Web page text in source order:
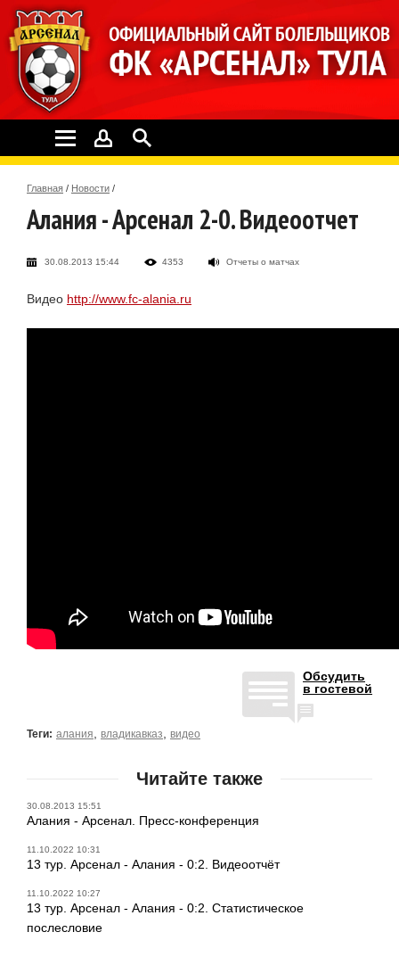
Главная / Новости /
Алания - Арсенал 2-0. Видеоотчет
30.08.2013 15:44 4353 Отчеты о матчах
Видео http://www.fc-alania.ru
Обсудить
в гостевой
Теги: алания владикавказ видео
Читайте также
30.08.2013 15:51
Алания - Арсенал. Пресс-конференция
11.10.2022 10:31
13 тур. Арсенал - Алания - 0:2. Видеоотчёт
11.10.2022 10:27
13 тур. Арсенал - Алания - 0:2. Статистическое
послесловие